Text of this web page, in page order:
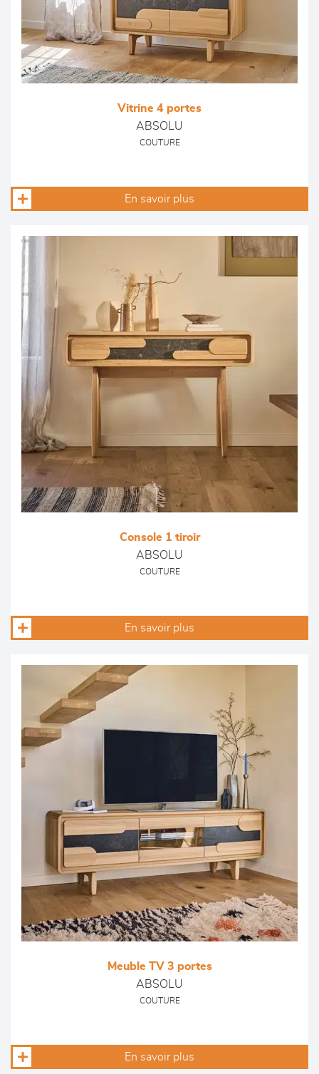
Vitrine 4 portes
ABSOLU
COUTURE
En savoir plus
Console 1 tiroir
ABSOLU
COUTURE
En savoir plus
Meuble TV 3 portes
ABSOLU
COUTURE
En savoir plus